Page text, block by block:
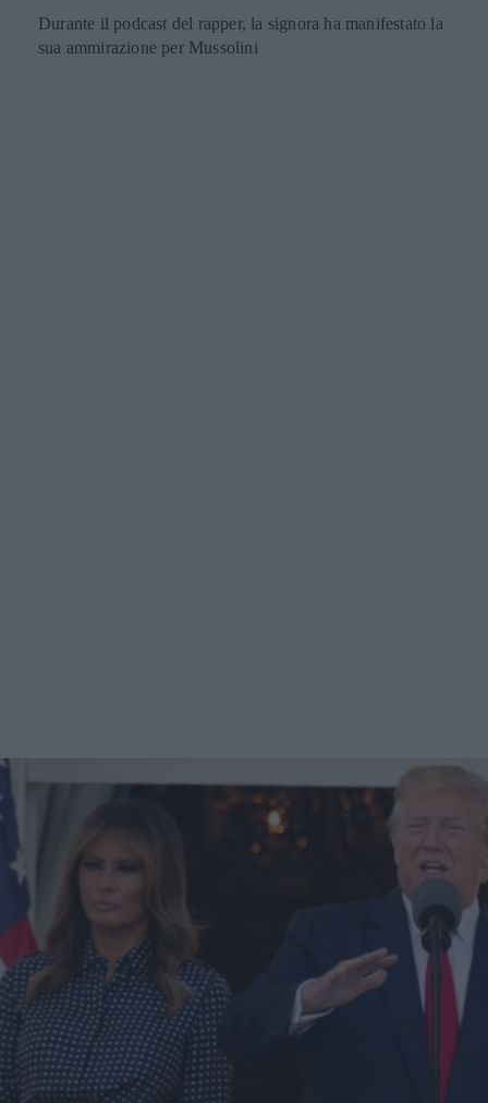
Durante il podcast del rapper, la signora ha manifestato la
sua ammirazione per Mussolini